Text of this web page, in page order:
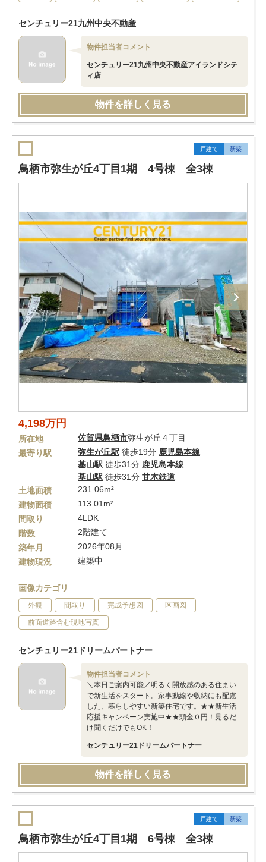
センチュリー21九州中央不動産
物件担当者コメント
センチュリー21九州中央不動産アイランドシテ
ィ店
物件を詳しく見る
戸建て 新築
鳥栖市弥生が丘4丁目1期 4号棟 全3棟
4,198万円
所在地 佐賀県鳥栖市弥生が丘４丁目
最寄り駅
弥生が丘駅 徒歩19分 鹿児島本線
基山駅 徒歩31分 鹿児島本線
基山駅 徒歩31分 甘木鉄道
土地面積
231.06m²
建物面積
113.01m²
間取り
4LDK
階数
2階建て
築年月
2026年08月
建物現況
建築中
画像カテゴリ
外観 間取り 完成予想図 区画図
前面道路含む現地写真
センチュリー21ドリームパートナー
物件担当者コメント
＼本日ご案内可能／明るく開放感のある住まい
で新生活をスタート。家事動線や収納にも配慮
した、暮らしやすい新築住宅です。★★新生活
応援キャンペーン実施中★★頭金０円！見るだ
け聞くだけでもOK！
センチュリー21ドリームパートナー
物件を詳しく見る
戸建て 新築
鳥栖市弥生が丘4丁目1期 6号棟 全3棟